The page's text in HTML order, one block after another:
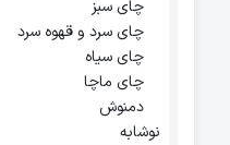
چای سبز
چای سرد و قهوه سرد
چای سیاه
چای ماچا
دمنوش
نوشابه